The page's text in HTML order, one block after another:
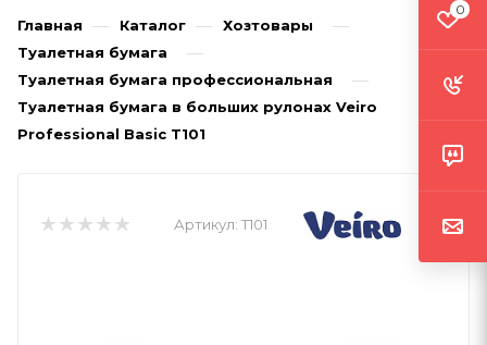
Главная — Каталог — Хозтовары —
Туалетная бумага —
Туалетная бумага профессиональная —
Туалетная бумага в больших рулонах Veiro
Professional Basic Т101
Артикул: Т101
0